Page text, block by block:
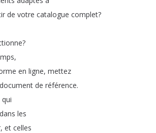
de votre catalogue complet?
?
,
en ligne, mettez
document de référence.
qui
dans les
, et celles